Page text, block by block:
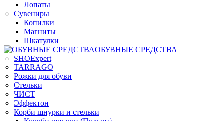
Лопаты
Сувениры
Копилки
Магниты
Шкатулки
ОБУВНЫЕ СРЕДСТВА
SHOExpert
TARRAGO
Рожки для обуви
Стельки
ЧИСТ
Эффектон
Корби шнурки и стельки